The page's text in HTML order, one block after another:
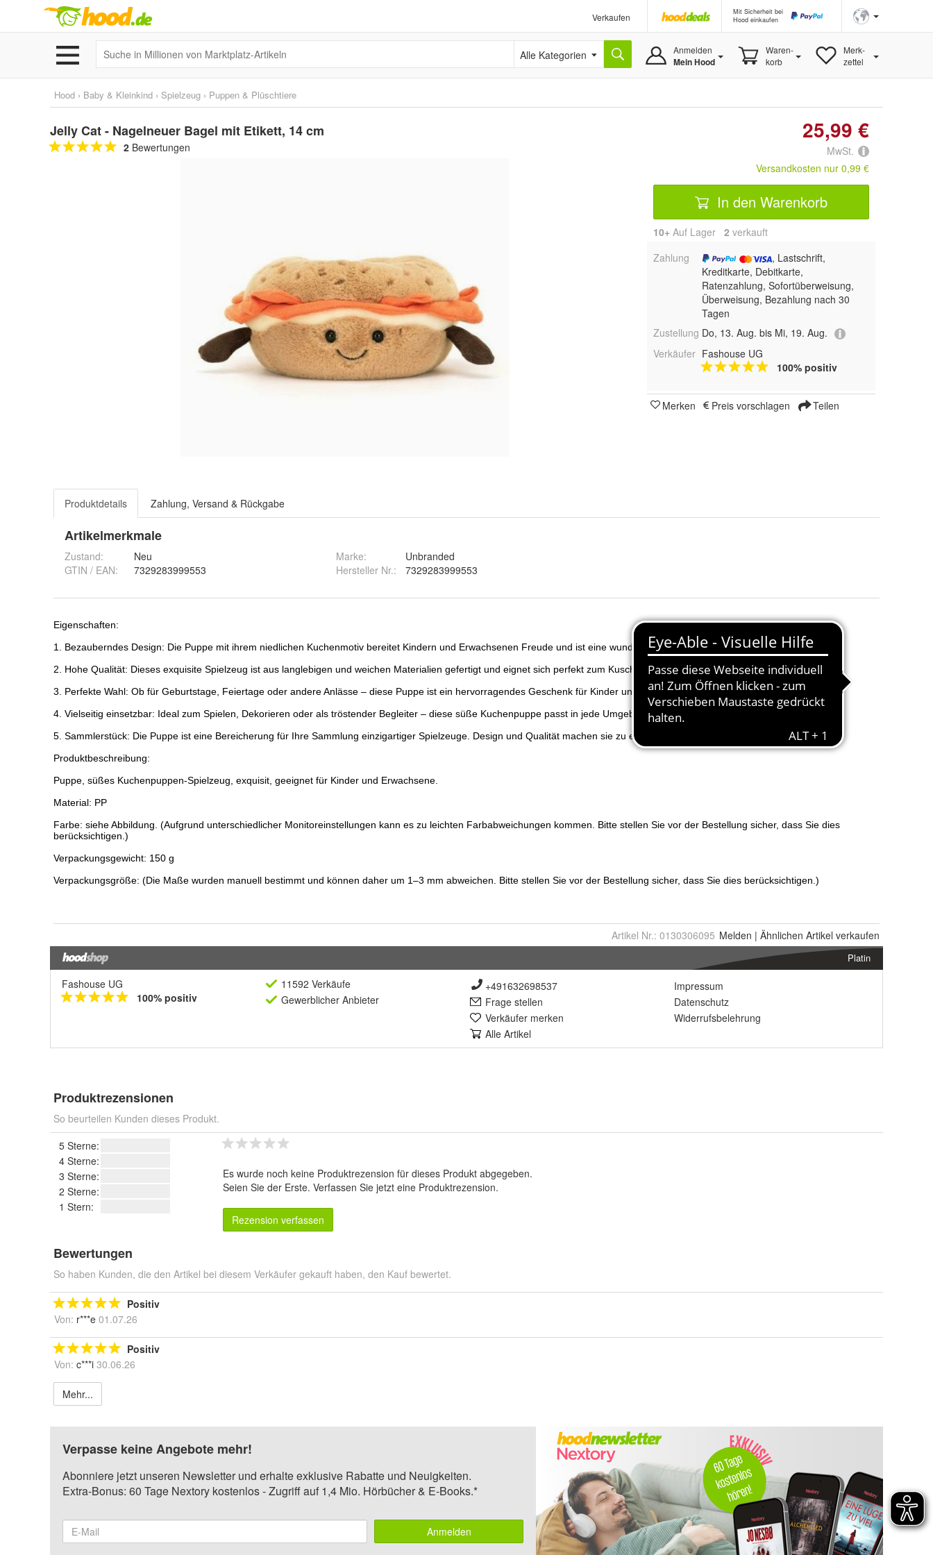
Verkaufen
Mit Sicherheit bei
Hood einkaufen
Alle Kategorien Anmelden
Mein Hood
Waren-
korb
Merk-
zettel
Hood › Baby & Kleinkind › Spielzeug › Puppen & Plüschtiere
Jelly Cat - Nagelneuer Bagel mit Etikett, 14 cm
2 Bewertungen
25,99 €
MwSt.
Versandkosten nur 0,99 €
In den Warenkorb
10+ Auf Lager 2 verkauft
Zahlung
, Lastschrift,
Kreditkarte, Debitkarte,
Ratenzahlung, Sofortüberweisung,
Überweisung, Bezahlung nach 30
Tagen
Zustellung Do, 13. Aug. bis Mi, 19. Aug.
Verkäufer Fashouse UG
100% positiv
Merken Preis vorschlagen Teilen
Produktdetails Zahlung, Versand & Rückgabe
Artikelmerkmale
Zustand:
Neu
GTIN / EAN:
7329283999553
Marke:
Unbranded
Hersteller Nr.:
7329283999553
Artikel Nr.: 0130306095 Melden | Ähnlichen Artikel verkaufen
Platin
Fashouse UG
100% positiv
11592 Verkäufe
Gewerblicher Anbieter
+491632698537
Frage stellen
Verkäufer merken
Alle Artikel
Impressum
Datenschutz
Widerrufsbelehrung
Produktrezensionen
So beurteilen Kunden dieses Produkt.
5 Sterne:
4 Sterne:
3 Sterne:
2 Sterne:
1 Stern:
Es wurde noch keine Produktrezension für dieses Produkt abgegeben.
Seien Sie der Erste. Verfassen Sie jetzt eine Produktrezension.
Rezension verfassen
Bewertungen
So haben Kunden, die den Artikel bei diesem Verkäufer gekauft haben, den Kauf bewertet.
Positiv
Von: r***e 01.07.26
Positiv
Von: c***i 30.06.26
Mehr...
Verpasse keine Angebote mehr!
Abonniere jetzt unseren Newsletter und erhalte exklusive Rabatte und Neuigkeiten.
Extra-Bonus: 60 Tage Nextory kostenlos - Zugriff auf 1,4 Mio. Hörbücher & E-Books.*
Anmelden